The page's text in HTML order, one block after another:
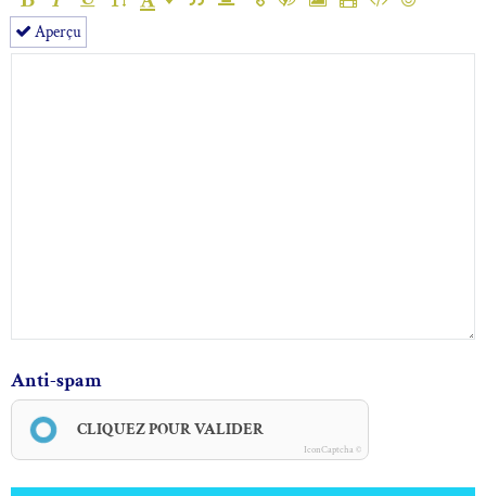
Aperçu
Anti-spam
CLIQUEZ POUR VALIDER
IconCaptcha ©